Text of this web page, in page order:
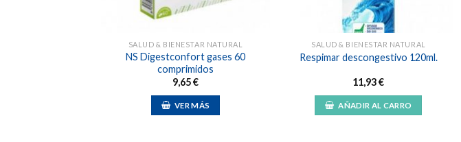
SALUD & BIENESTAR NATURAL
NS Digestconfort gases 60
comprimidos
9,65€
VER MÁS
SALUD & BIENESTAR NATURAL
Respimar descongestivo 120ml.
11,93€
AÑADIR AL CARRO